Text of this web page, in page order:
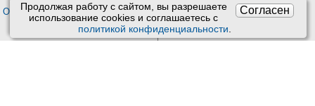
Согласен
Продолжая работу с сайтом, вы разрешаете
использование сookies и соглашаетесь с
политикой конфиденциальности.
Обновления